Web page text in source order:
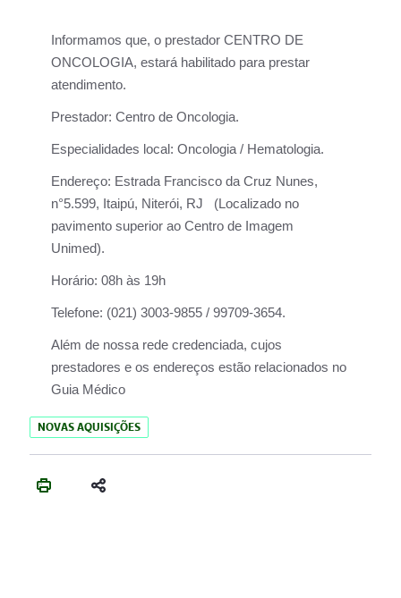
Informamos que, o prestador CENTRO DE
ONCOLOGIA, estará habilitado para prestar
atendimento.
Prestador: Centro de Oncologia.
Especialidades local: Oncologia / Hematologia.
Endereço: Estrada Francisco da Cruz Nunes,
n°5.599, Itaipú, Niterói, RJ (Localizado no
pavimento superior ao Centro de Imagem
Unimed).
Horário: 08h às 19h
Telefone: (021) 3003-9855 / 99709-3654.
Além de nossa rede credenciada, cujos
prestadores e os endereços estão relacionados no
Guia Médico
NOVAS AQUISIÇÕES